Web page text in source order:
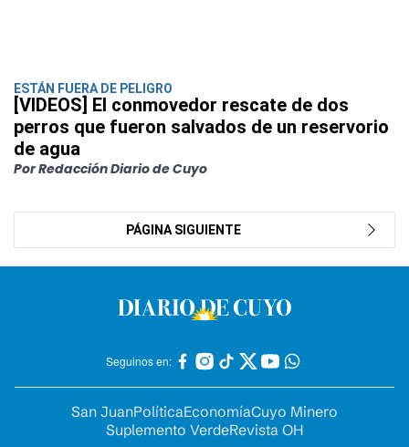
ESTÁN FUERA DE PELIGRO
[VIDEOS] El conmovedor rescate de dos
perros que fueron salvados de un reservorio
de agua
Por Redacción Diario de Cuyo
PÁGINA SIGUIENTE
Seguinos en:
San JuanPolíticaEconomíaCuyo Minero
Suplemento VerdeRevista OH